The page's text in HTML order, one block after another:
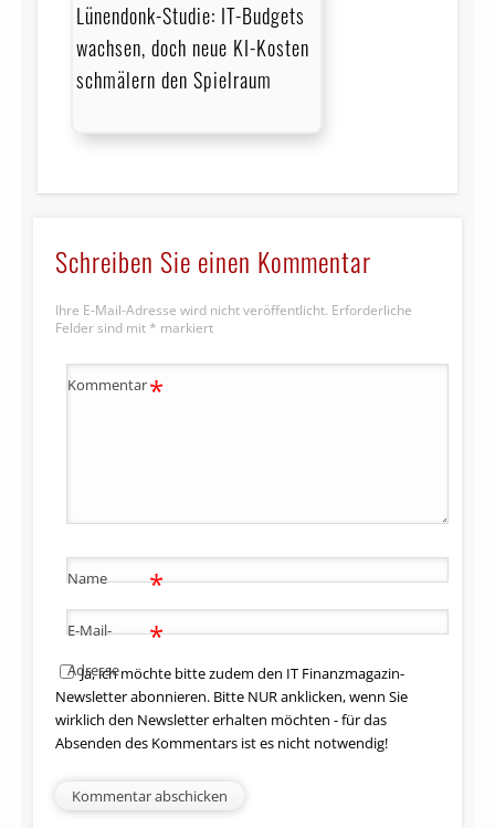
Klarna
Onfido Website
OPTIMOS 2.0
Regula Website
Lünendonk-Studie: IT-Budgets
wachsen, doch neue KI-Kosten
schmälern den Spielraum
Schreiben Sie einen Kommentar
Ihre E-Mail-Adresse wird nicht veröffentlicht. Erforderliche
Felder sind mit * markiert
Kommentar*
Name *
E-Mail-
Adresse
*
Ja, ich möchte bitte zudem den IT Finanzmagazin-
Newsletter abonnieren. Bitte NUR anklicken, wenn Sie
wirklich den Newsletter erhalten möchten - für das
Absenden des Kommentars ist es nicht notwendig!